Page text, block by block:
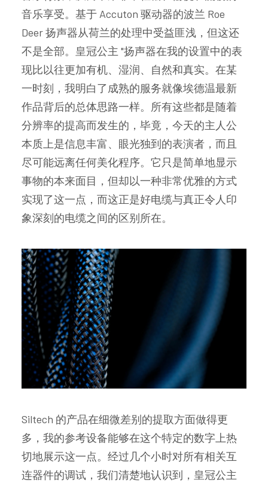
音乐享受。基于 Accuton 驱动器的波兰 Roe
Deer 扬声器从荷兰的处理中受益匪浅，但这还
不是全部。皇冠公主 "扬声器在我的设置中的表
现比以往更加有机、湿润、自然和真实。在某
一时刻，我明白了成熟的服务就像埃德温最新
作品背后的总体思路一样。所有这些都是随着
分辨率的提高而发生的，毕竟，今天的主人公
本质上是信息丰富、眼光独到的表演者，而且
尽可能远离任何美化程序。它只是简单地显示
事物的本来面目，但却以一种非常优雅的方式
实现了这一点，而这正是好电缆与真正令人印
象深刻的电缆之间的区别所在。
Siltech 的产品在细微差别的提取方面做得更
多，我的参考设备能够在这个特定的数字上热
切地展示这一点。经过几个小时对所有相关互
连器件的调试，我们清楚地认识到，皇冠公主